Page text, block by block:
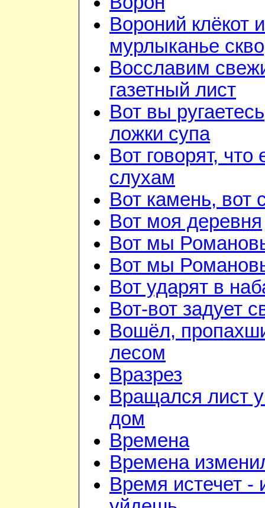
Вороний клёкот и
мурлыканье
Восславим
газетный лист
Вот вы
ложки супа
Вот говорят, что
слухам
Вот камень, вот
Вот моя деревня
Вот мы
Вот мы
Вот ударят в
Вот-вот задует
Вошёл,
лесом
Вразрез
Вращался лист
дом
Времена
Времена
Время истечет -